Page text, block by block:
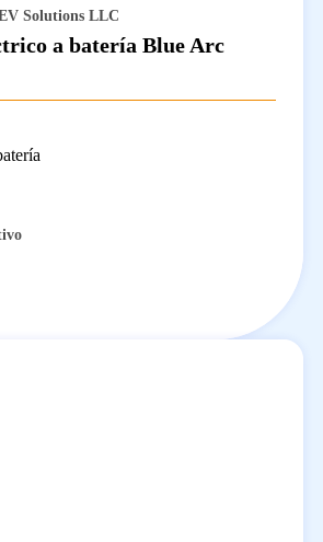
Solutions LLC
a batería Blue Arc